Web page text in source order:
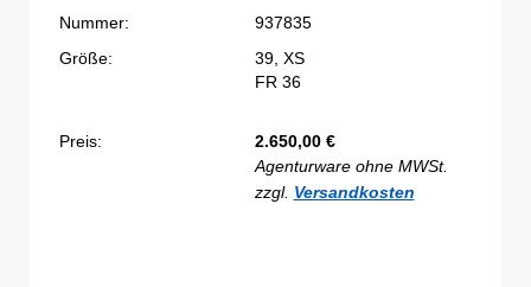
Nummer:
937835
Größe:
39, XS
FR 36
Preis: 2.650,00 €
Agenturware ohne MWSt.
zzgl. Versandkosten